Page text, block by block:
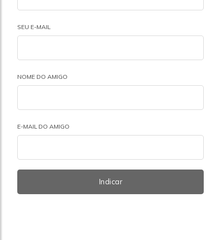
SEU E-MAIL
NOME DO AMIGO
E-MAIL DO AMIGO
Indicar